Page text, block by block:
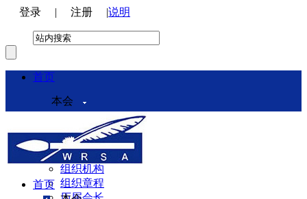
登录 | 注册 |说明
首页
本会
本会介绍
领导机构
理事会
组织机构
组织章程
首页